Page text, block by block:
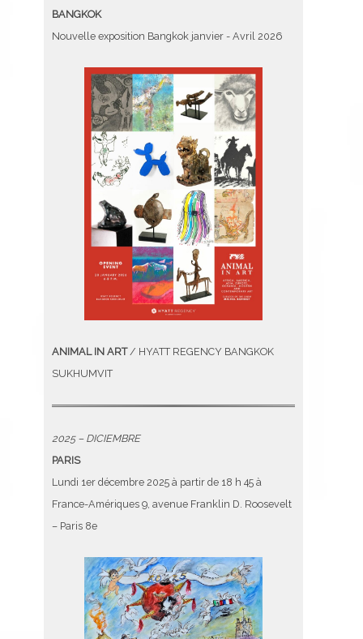
BANGKOK
Nouvelle exposition Bangkok janvier - Avril 2026
ANIMAL IN ART/ HYATT REGENCY BANGKOK
SUKHUMVIT
2025 – DICIEMBRE
PARIS
Lundi 1er décembre 2025 à partir de 18 h 45 à
France-Amériques 9, avenue Franklin D. Roosevelt
– Paris 8e